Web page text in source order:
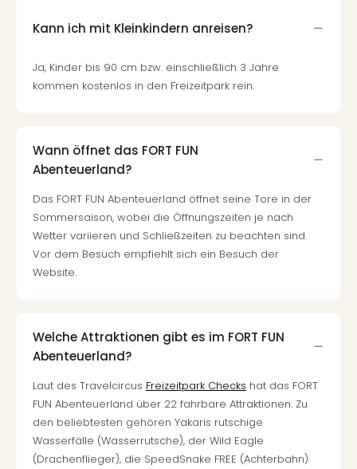
Kann ich mit Kleinkindern anreisen?
Ja, Kinder bis 90 cm bzw. einschließlich 3 Jahre
kommen kostenlos in den Freizeitpark rein.
Wann öffnet das FORT FUN
Abenteuerland?
Das FORT FUN Abenteuerland öffnet seine Tore in der
Sommersaison, wobei die Öffnungszeiten je nach
Wetter variieren und Schließzeiten zu beachten sind.
Vor dem Besuch empfiehlt sich ein Besuch der
Website.
Welche Attraktionen gibt es im FORT FUN
Abenteuerland?
Laut des Travelcircus Freizeitpark Checks hat das FORT
FUN Abenteuerland über 22 fahrbare Attraktionen. Zu
den beliebtesten gehören Yakaris rutschige
Wasserfälle (Wasserrutsche), der Wild Eagle
(Drachenflieger), die SpeedSnake FREE (Achterbahn)